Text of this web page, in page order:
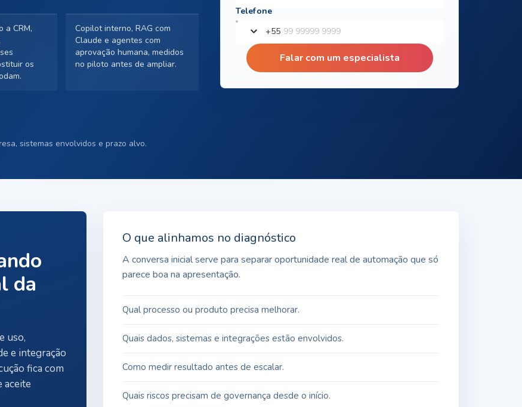
+55
Falar com um especialista
a CRM,
os
Copilot interno, RAG com
Claude e agentes com
aprovação humana, medidos
no piloto antes de ampliar.
sistemas envolvidos e prazo alvo.
da
uso,
e integração
fica com
aceite
O que alinhamos no diagnóstico
A conversa inicial serve para separar oportunidade real de automação que só
parece boa na apresentação.
Qual processo ou produto precisa melhorar.
Quais dados, sistemas e integrações estão envolvidos.
Como medir resultado antes de escalar.
Quais riscos precisam de governança desde o início.